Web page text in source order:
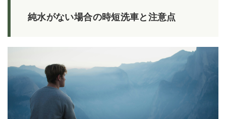
純水がない場合の時短洗車と注意点